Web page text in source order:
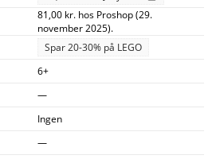
81,00 kr. hos Proshop (29.
november 2025).
Spar 20-30% på LEGO
6+
—
Ingen
—